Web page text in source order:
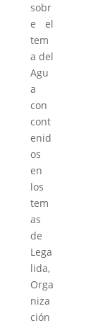
sobr
e el
tem
a del
Agu
a
con
cont
enid
os
en
los
tem
as
de
Lega
lida,
Orga
niza
ción